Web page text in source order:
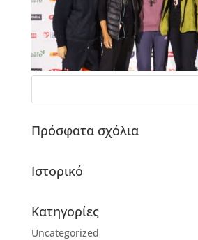
Πρόσφατα σχόλια
Ιστορικό
Kατηγορίες
Uncategorized